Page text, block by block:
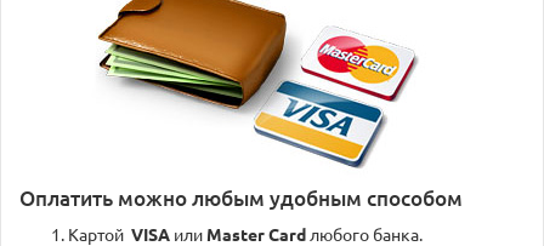
Оплатить можно любым удобным способом
Картой VISA или Master Card любого банка.